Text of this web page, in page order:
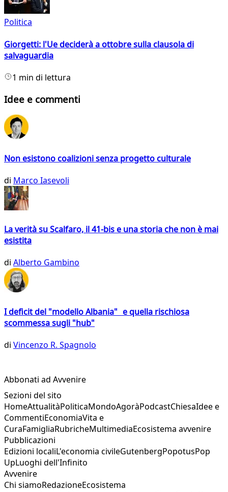
Politica
Giorgetti: l'Ue deciderà a ottobre sulla clausola di
salvaguardia
1 min di lettura
Idee e commenti
Non esistono coalizioni senza progetto culturale
di Marco Iasevoli
La verità su Scalfaro, il 41-bis e una storia che non è mai
esistita
di Alberto Gambino
I deficit del "modello Albania" e quella rischiosa
scommessa sugli "hub"
di Vincenzo R. Spagnolo
Abbonati ad Avvenire
Sezioni del sito
HomeAttualitàPoliticaMondoAgoràPodcastChiesaIdee e
CommentiEconomiaVita e
CuraFamigliaRubricheMultimediaEcosistema avvenire
Pubblicazioni
Edizioni localiL'economia civileGutenbergPopotusPop
UpLuoghi dell'Infinito
Avvenire
Chi siamoRedazioneEcosistema